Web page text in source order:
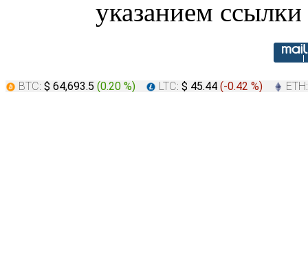
указанием
BTC: $ 64,693.5 (0.20 %) LTC: $ 45.44 (-0.42 %)